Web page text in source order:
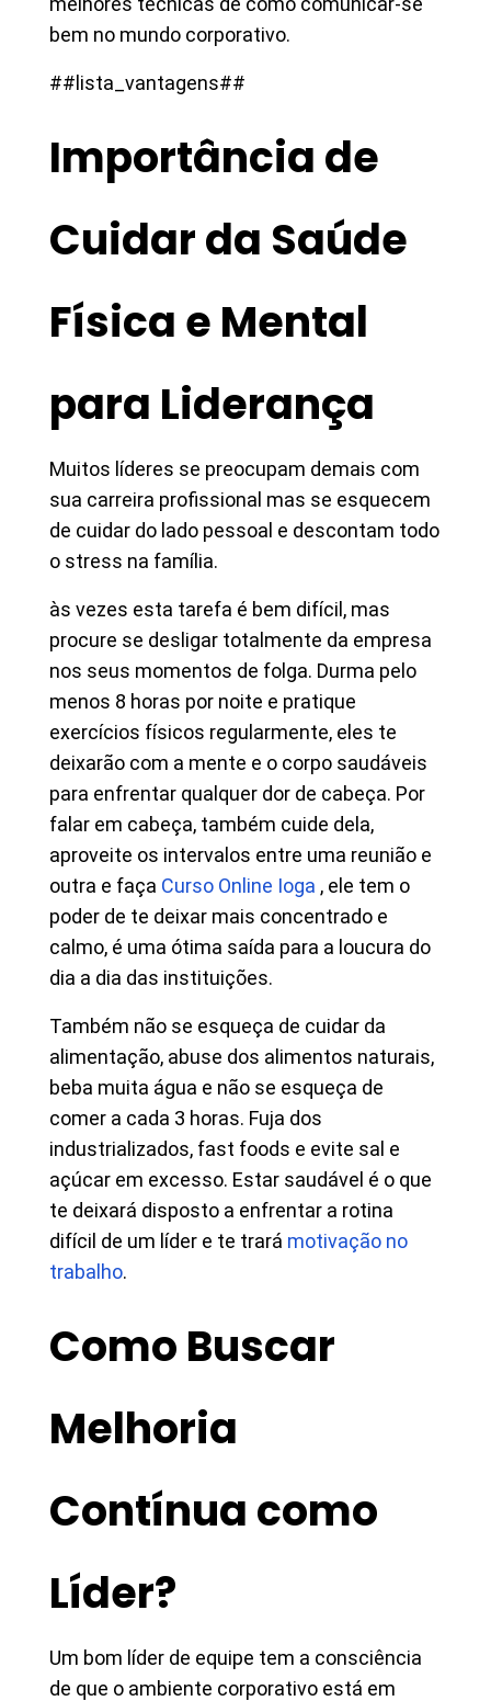
bem no mundo corporativo.
##lista_vantagens##
Importância de
Cuidar da Saúde
Física e Mental
para Liderança
Muitos líderes se preocupam demais com
sua carreira profissional mas se esquecem
de cuidar do lado pessoal e descontam todo
o stress na família.
às vezes esta tarefa é bem difícil, mas
procure se desligar totalmente da empresa
nos seus momentos de folga. Durma pelo
menos 8 horas por noite e pratique
exercícios físicos regularmente, eles te
deixarão com a mente e o corpo saudáveis
para enfrentar qualquer dor de cabeça. Por
falar em cabeça, também cuide dela,
aproveite os intervalos entre uma reunião e
outra e faça Curso Online Ioga , ele tem o
poder de te deixar mais concentrado e
calmo, é uma ótima saída para a loucura do
dia a dia das instituições.
Também não se esqueça de cuidar da
alimentação, abuse dos alimentos naturais,
beba muita água e não se esqueça de
comer a cada 3 horas. Fuja dos
industrializados, fast foods e evite sal e
açúcar em excesso. Estar saudável é o que
te deixará disposto a enfrentar a rotina
difícil de um líder e te trará motivação no
trabalho.
Como Buscar
Melhoria
Contínua como
Líder?
Um bom líder de equipe tem a consciência
de que o ambiente corporativo está em